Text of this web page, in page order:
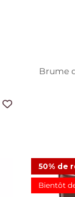
Brume
50% de
Bientôt